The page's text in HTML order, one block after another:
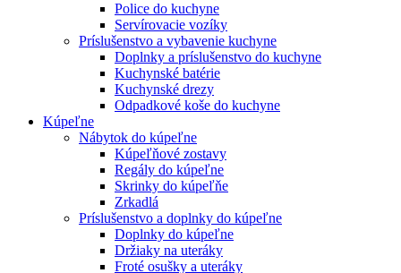
Police do kuchyne
Servírovacie vozíky
Príslušenstvo a vybavenie kuchyne
Doplnky a príslušenstvo do kuchyne
Kuchynské batérie
Kuchynské drezy
Odpadkové koše do kuchyne
Kúpeľne
Nábytok do kúpeľne
Kúpeľňové zostavy
Regály do kúpeľne
Skrinky do kúpeľňe
Zrkadlá
Príslušenstvo a doplnky do kúpeľne
Doplnky do kúpeľne
Držiaky na uteráky
Froté osušky a uteráky